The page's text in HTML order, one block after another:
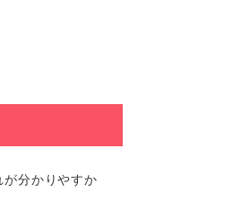
が分かりやすか